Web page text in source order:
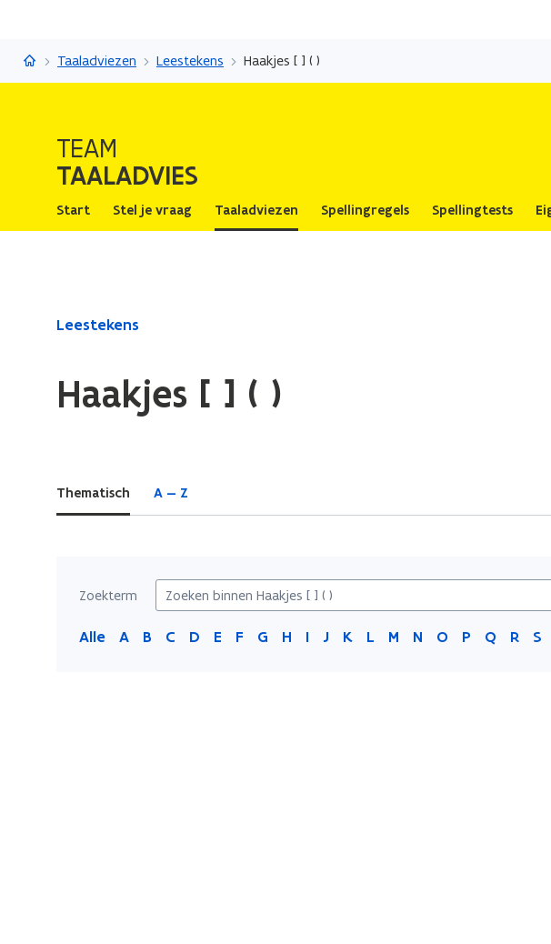
TaaladviesTaaladviezen Leestekens Haakjes [ ] ( )
TEAM
TAALADVIES
Start Stel je vraag Taaladviezen Spellingregels Spellingtests
Gedaan
Haakjes
Leestekens
Haakjes [ ] ( )
Thematisch A — Z
Zoekterm
Alle A B C D E F G H I J K L M N O P Q R S